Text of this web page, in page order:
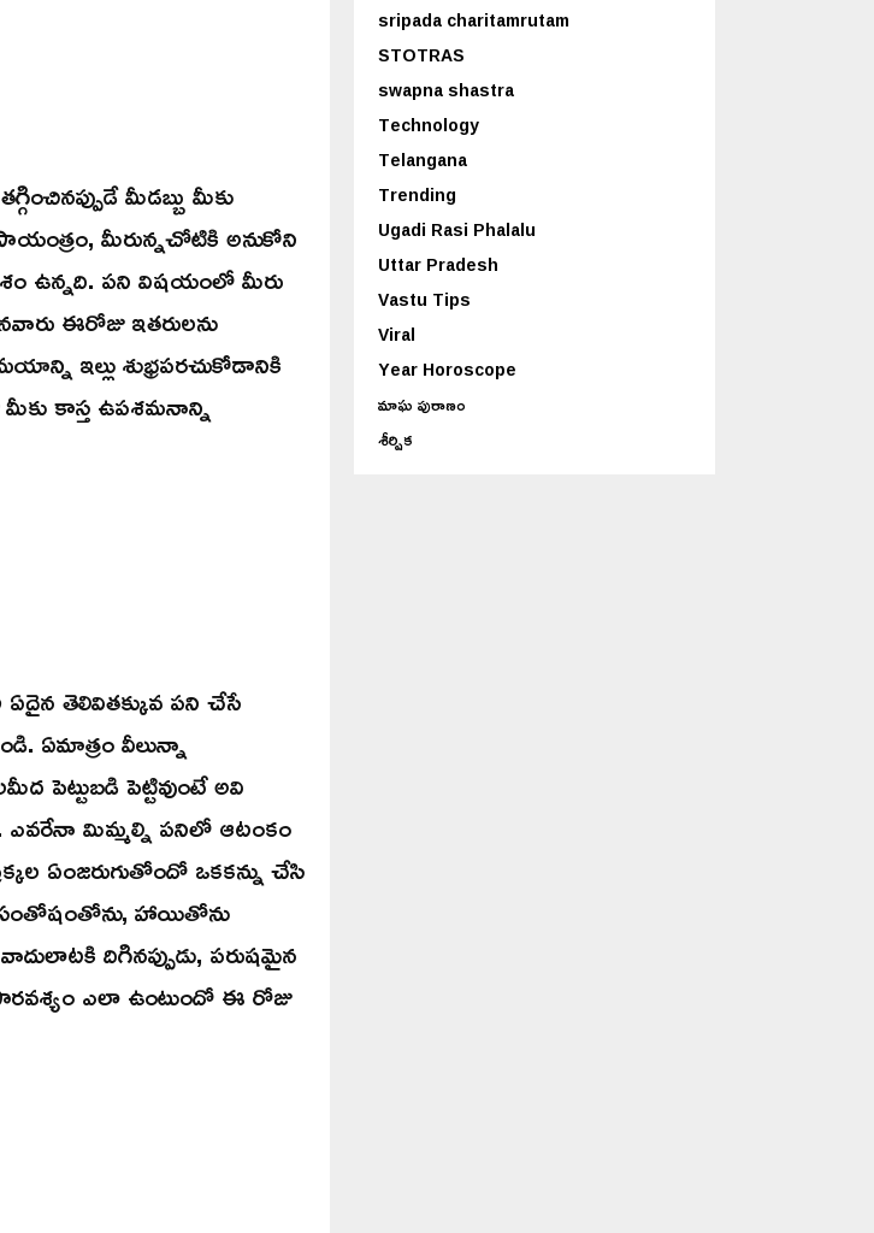
మీడబ్బు మీకు
మీరున్నచోటికి అనుకోని
ఉన్నది. పని విషయంలో మీరు
ఈరోజు ఇతరులను
ఇల్లు శుభ్రపరచుకోడానికి
కాస్త ఉపశమనాన్ని
ఏదైన తెలివితక్కువ పని చేసే
ఏమాత్రం వీలున్నా
పెట్టుబడి పెట్టివుంటే అవి
మిమ్మల్ని పనిలో ఆటంకం
ఏంజరుగుతోందో ఒకకన్ను చేసి
సంతోషంతోను, హాయితోను
దిగినప్పుడు, పరుషమైన
ఎలా ఉంటుందో ఈ రోజు
sripada charitamrutam
STOTRAS
swapna shastra
Technology
Telangana
Trending
Ugadi Rasi Phalalu
Uttar Pradesh
Vastu Tips
Viral
Year Horoscope
మాఘ పురాణం
శీర్షిక